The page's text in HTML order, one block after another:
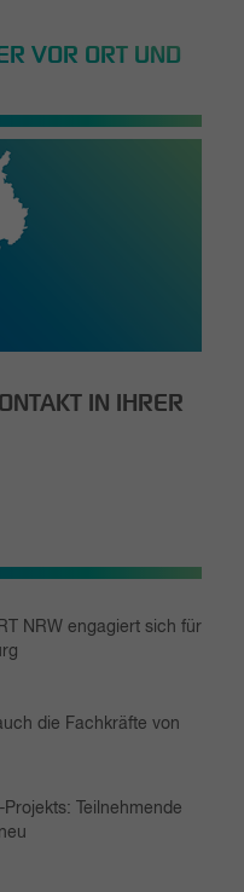
VOR ORT UND
IN IHRER
NRW engagiert sich für
die Fachkräfte von
Teilnehmende